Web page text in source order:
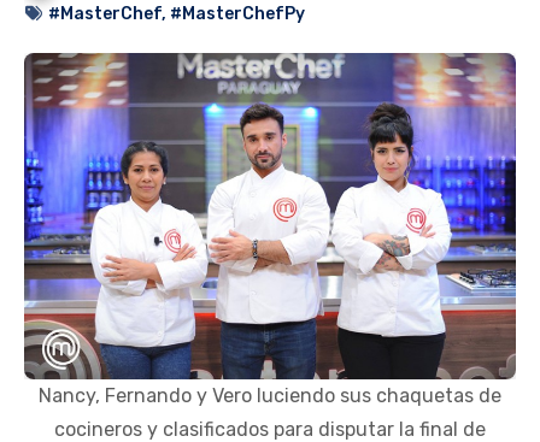
#MasterChef, #MasterChefPy
Nancy, Fernando y Vero luciendo sus chaquetas de
cocineros y clasificados para disputar la final de